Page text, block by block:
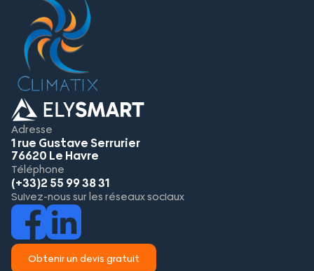
Adresse
1 rue Gustave Serrurier
76620 Le Havre
Téléphone
(+33)2 55 99 38 31
Suivez-nous sur les réseaux sociaux
Obtenir un devis gratuit